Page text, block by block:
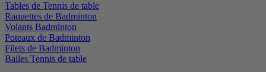
Tables de Tennis de table
Raquettes de Badminton
Volants Badminton
Poteaux de Badminton
Filets de Badminton
Balles Tennis de table